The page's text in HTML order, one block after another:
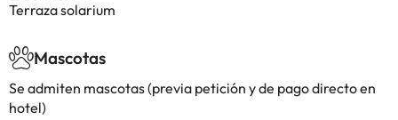
Terraza solarium
Mascotas
Se admiten mascotas (previa petición y de pago directo en
hotel)